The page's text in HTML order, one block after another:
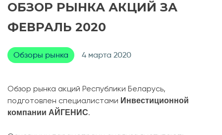
ОБЗОР РЫНКА АКЦИЙ ЗА
ФЕВРАЛЬ 2020
Обзоры рынка 4 марта 2020
Обзор рынка акций Республики Беларусь,
подготовлен специалистами Инвестиционной
компании АЙГЕНИС.